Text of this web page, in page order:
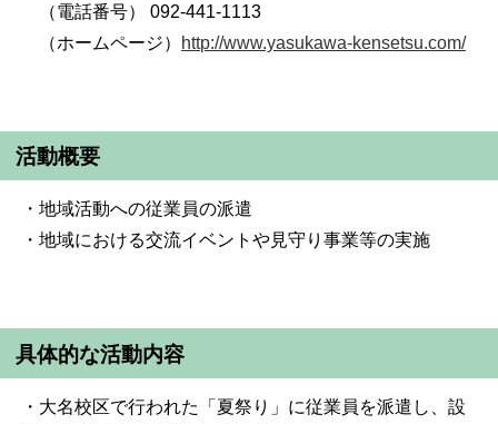
（電話番号） 092-441-1113
（ホームページ）
http://www.yasukawa-kensetsu.com/
活動概要
・地域活動への従業員の派遣
・地域における交流イベントや見守り事業等の実施
具体的な活動内容
・大名校区で行われた「夏祭り」に従業員を派遣し、設